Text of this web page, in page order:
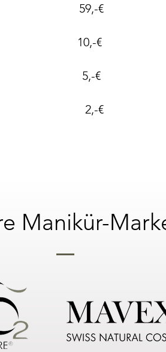
59,-€
10,-€
5,-€
2,-€
Manikür-